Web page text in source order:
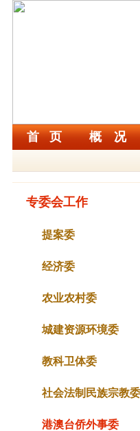
首 页 概 况
专委会工作
提案委
经济委
农业农村委
城建资源环境委
教科卫体委
社会法制民族宗教委
港澳台侨外事委